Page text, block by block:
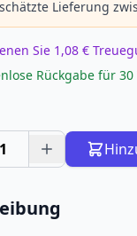
Lieferung
Sie 1,08 €
Rückgabe für 30
1